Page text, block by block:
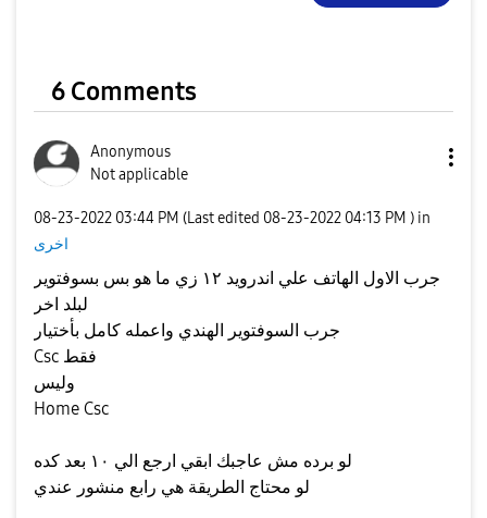
6 Comments
Anonymous
Not applicable
‎08-23-2022 03:44 PM (Last edited ‎08-23-2022 04:13 PM ) in
اخرى
جرب الاول الهاتف علي اندرويد ١٢ زي ما هو بس بسوفتوير
لبلد اخر
جرب السوفتوير الهندي واعمله كامل بأختيار
Csc فقط
وليس
Home Csc
لو برده مش عاجبك ابقي ارجع الي ١٠ بعد كده
لو محتاج الطريقة هي رابع منشور عندي